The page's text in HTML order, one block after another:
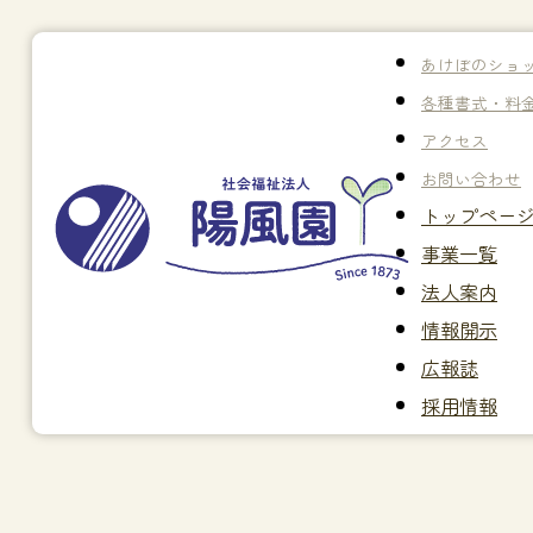
あけぼのショ
各種書式・料
アクセス
お問い合わせ
トップページ
事業一覧
法人案内
情報開示
広報誌
採用情報